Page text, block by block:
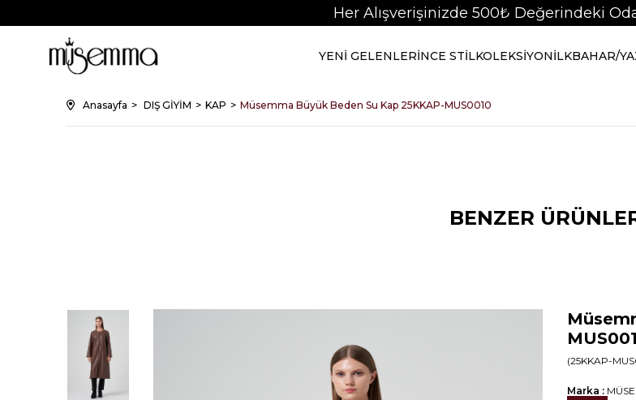
Her Alışverişinizde 500₺ Değerindeki
YENİ GELENLERİNCE STİLKOLEKSİYONİLKBAHAR/
Anasayfa DIŞ GİYİM KAP Müsemma Büyük Beden Su Kap 25KKAP-MUS0010
BENZER
(25KKAP-
Marka :